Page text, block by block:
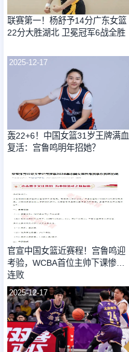
联赛第一！杨舒予14分广东女篮
22分大胜湖北 卫冕冠军6战全胜
2025-12-17
轰22+6！中国女篮31岁王牌满血
复活：宫鲁鸣明年招她？
2025-12-17
官宣中国女篮近赛程！宫鲁鸣迎
考验，WCBA首位主帅下课惨遭4
连败
2025-12-17